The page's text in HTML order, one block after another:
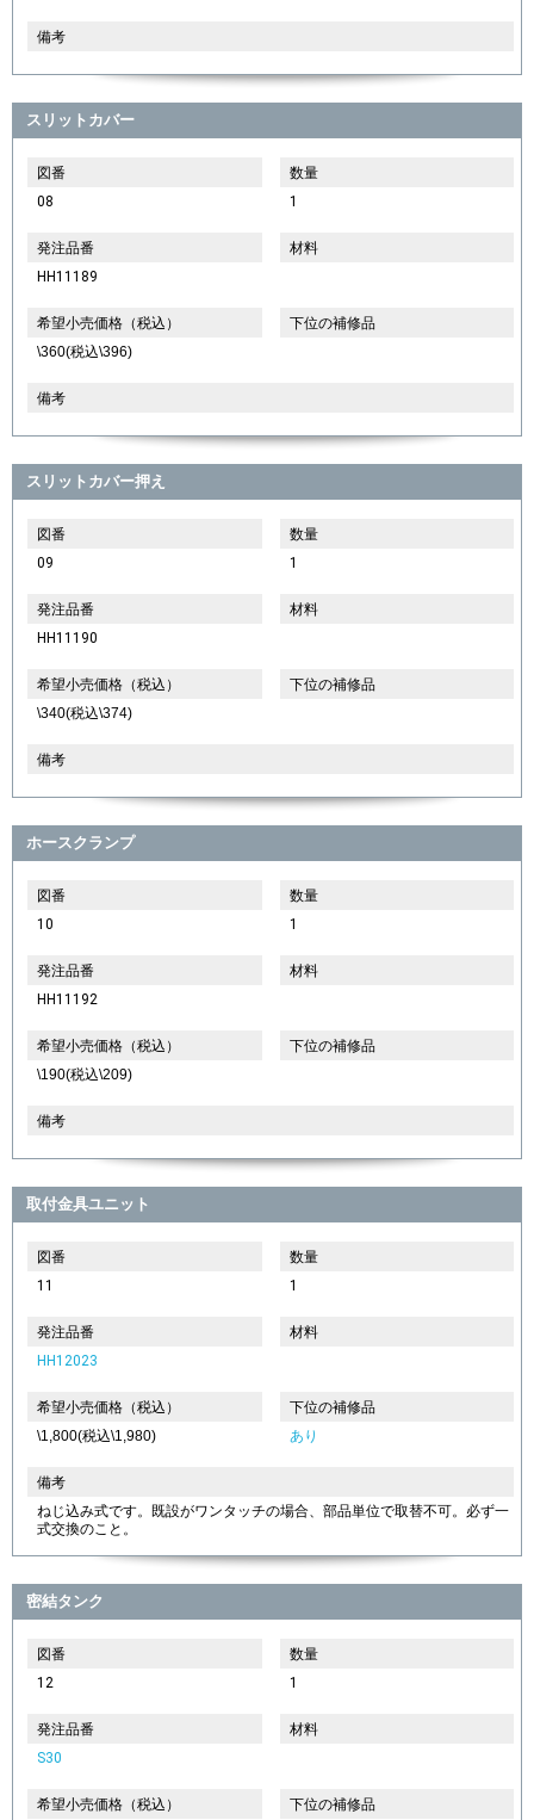
備考
スリットカバー
図番
08
数量
1
発注品番
HH11189
材料
希望小売価格（税込）
\360(税込\396)
下位の補修品
備考
スリットカバー押え
図番
09
数量
1
発注品番
HH11190
材料
希望小売価格（税込）
\340(税込\374)
下位の補修品
備考
ホースクランプ
図番
10
数量
1
発注品番
HH11192
材料
希望小売価格（税込）
\190(税込\209)
下位の補修品
備考
取付金具ユニット
図番
11
数量
1
発注品番
HH12023
材料
希望小売価格（税込）
\1,800(税込\1,980)
下位の補修品
あり
備考
ねじ込み式です。既設がワンタッチの場合、部品単位で取替不可。必ず一
式交換のこと。
密結タンク
図番
12
数量
1
発注品番
S30
材料
希望小売価格（税込） 下位の補修品